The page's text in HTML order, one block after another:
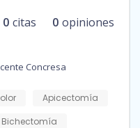
0 citas 0 opiniones
Concresa
Apicectomía
Bichectomía